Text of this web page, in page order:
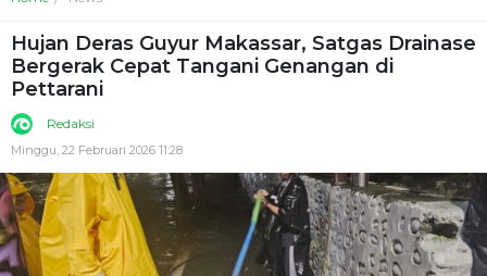
Hujan Deras Guyur Makassar, Satgas Drainase
Bergerak Cepat Tangani Genangan di
Pettarani
Redaksi
Minggu, 22 Februari 2026 11:28